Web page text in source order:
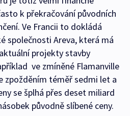
k překračování původních
Ve Francii to dokládá
společnosti Areva, která má
projekty stavby
ve zmíněné Flamanville
zpožděním téměř sedmi let a
se šplhá přes deset miliard
původně slíbené ceny.